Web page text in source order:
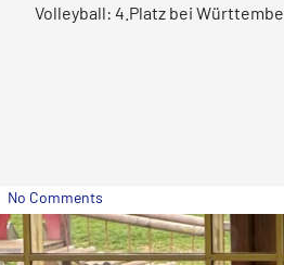
Volleyball: 4.Platz bei
No Comments